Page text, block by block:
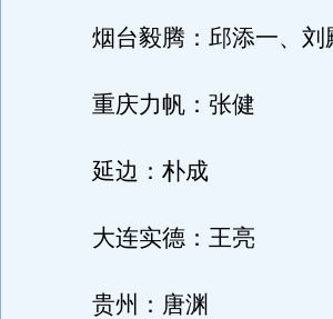
烟台毅腾：邱添一、刘
重庆力帆：张健
延边：朴成
大连实德：王亮
贵州：唐渊